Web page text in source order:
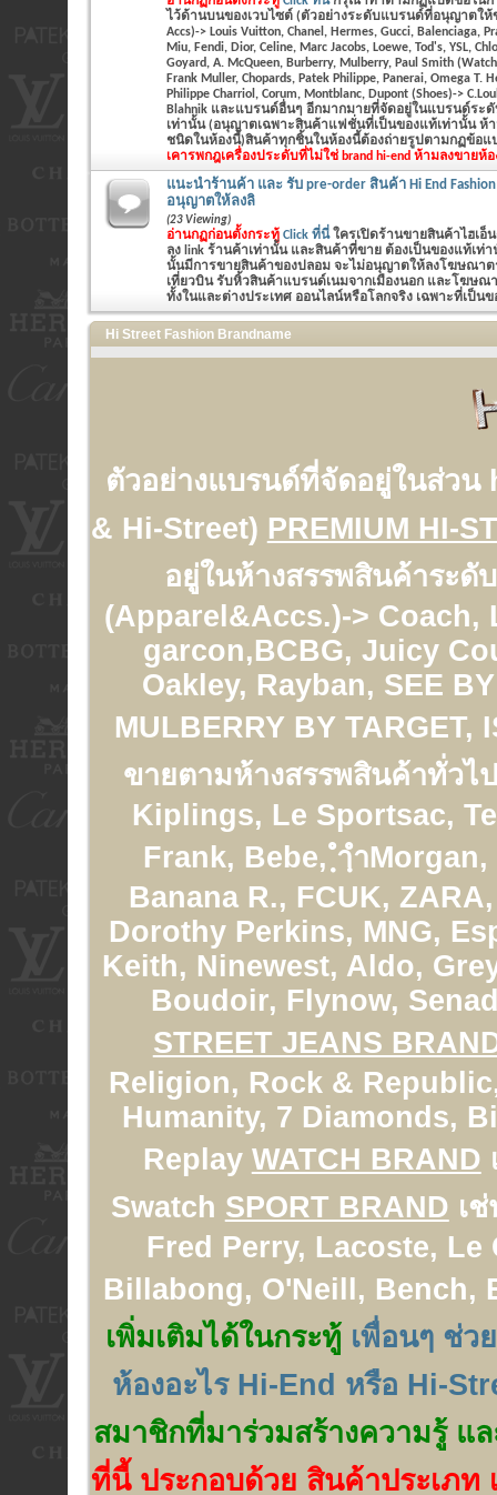
ไว้ด้านบนของเวบไซต์ (ตัวอย่างระดับแบรนด์ที่อนุญาตให้
Accs)-> Louis Vuitton, Chanel, Hermes, Gucci, Balenciaga,
Miu, Fendi, Dior, Celine, Marc Jacobs, Loewe, Tod's, YSL,
Goyard, A. McQueen, Burberry, Mulberry, Paul Smith
Frank Muller, Chopards, Patek Philippe, Panerai, Omega T.
Philippe Charriol, Corum, Montblanc, Dupont (Shoes)->
Blahnik และแบรนด์อื่นๆ อีกมากมายที่จัดอยู่ในแบรนด์ระ
เท่านั้น (อนุญาตเฉพาะสินค้าแฟชั่นที่เป็นของแท้เท่านั้น ห้า
ชนิดในห้องนี้)สินค้าทุกชิ้นในห้องนี้ต้องถ่ายรูปตามกฏข้อแ
เคารพกฎเครื่องประดับที่ไม่ใช่ brand hi-end ห้ามลงขายห้อ
แนะนำร้านค้า และ รับ pre-order สินค้า Hi End
อนุญาตให้ลงลิ
(23 Viewing)
อ่านกฏก่อนตั้งกระทู้ Click ที่นี่ ใครเปิดร้านขายสินค้าไฮเ
ลง link ร้านค้าเท่านั้น และสินค้าที่ขาย ต้องเป็นของแท้เท่
นั้นมีการขายสินค้าของปลอม จะไม่อนุญาตให้ลงโฆษณาต
เที่ยวบิน รับหิ้วสินค้าแบรนด์เนมจากเมืองนอก และโฆษ
ทั้งในและต่างประเทศ ออนไลน์หรือโลกจริง เฉพาะที่เป็น
Hi Street Fashion Brandname
ตัวอย่างแบรนด์ที่จัดอยู่ในส่วน
& Hi-Street) PREMIUM HI-
อยู่ในห้างสรรพสินค้าระดั
(Apparel&Accs.)-> Coach,
garcon,BCBG, Juicy
Oakley, Rayban, SEE
MULBERRY BY TARGET,
ขายตามห้างสรรพสินค้าทั่วไ
Kiplings, Le Sportsac,
Frank, Bebe, ฺำฺำ
Banana R., FCUK,
Dorothy Perkins, MNG,
Keith, Ninewest, Aldo,
Boudoir, Flynow,
STREET JEANS
Religion, Rock &
Humanity, 7 Diamonds,
Replay WATCH BRAND
Swatch SPORT BRAND เ
Fred Perry, Lacoste,
Billabong, O'Neill, Bench,
เพิ่มเติมได้ในกระทู้ เพื่อนๆ ช่ว
ห้องอะไร Hi-End หรือ Hi-
สมาชิกที่มาร่วมสร้างความรู้ แ
ที่นี้ ประกอบด้วย สินค้าประเภท